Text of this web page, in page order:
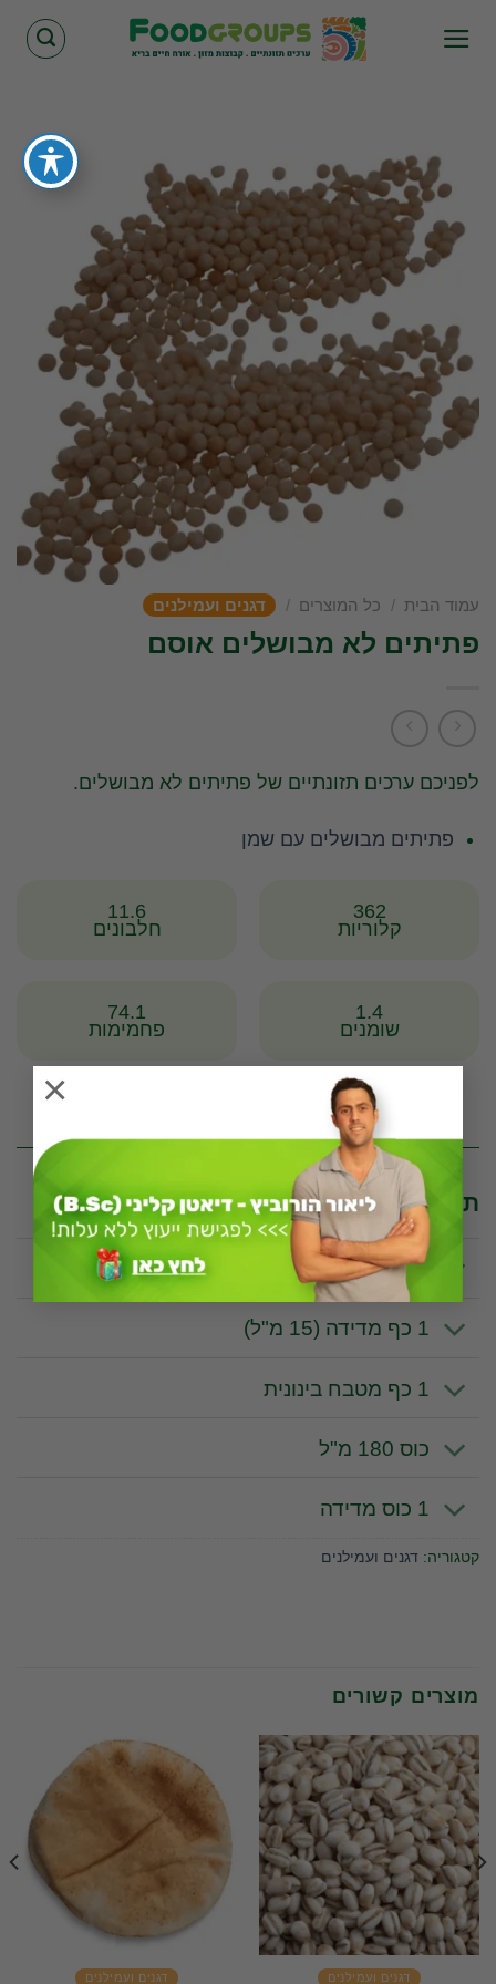
×
עמוד הבית / כל המוצרים / דגנים ועמילנים
פתיתים לא מבושלים אוסם
לפניכם ערכים תזונתיים של פתיתים לא מבושלים.
פתיתים מבושלים עם שמן
362
קלוריות
11.6
חלבונים
1.4
שומנים
74.1
פחמימות
* לפי יחידה מדידה של 100 גרם
תכונות וערכים תזונתיים לפי יחידת מידה
100 גרם
1 כף מדידה (15 מ"ל)
1 כף מטבח בינונית
כוס 180 מ"ל
1 כוס מדידה
קטגוריה: דגנים ועמילנים
מוצרים קשורים
דגנים ועמילנים דגנים ועמילנים